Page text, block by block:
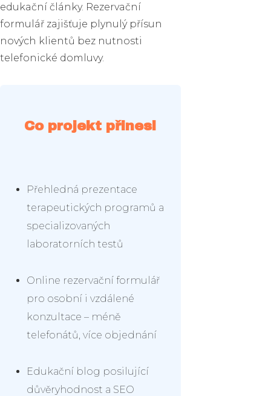
edukační články. Rezervační
formulář zajišťuje plynulý přísun
nových klientů bez nutnosti
telefonické domluvy.
Co projekt přinesl
Přehledná prezentace
terapeutických programů a
specializovaných
laboratorních testů
Online rezervační formulář
pro osobní i vzdálené
konzultace – méně
telefonátů, více objednání
Edukační blog posilující
důvěryhodnost a SEO